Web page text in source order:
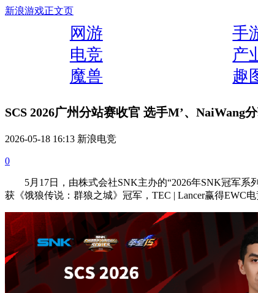
新浪游戏正文页
网游 手
电竞
产
魔兽
趣
SCS 2026广州分站赛收官 选手M’、
2026-05-18 16:13 新浪电竞
0
5月17日，由株式会社SNK主办的“2026年SNK冠军系列
获《饿狼传说：群狼之城》冠军，TEC | Lancer赢得EWC电